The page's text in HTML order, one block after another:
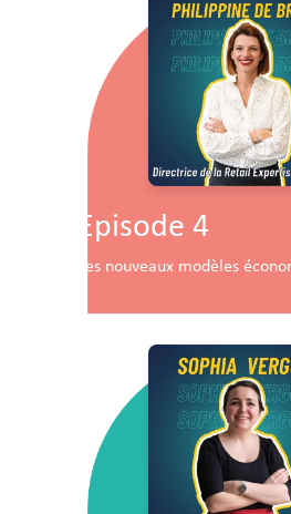
Episode 4
Les nouveaux modèles